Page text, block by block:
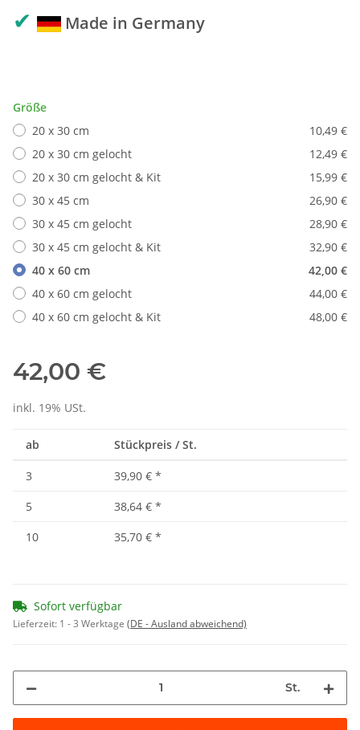
✔ Made in Germany
Größe
20 x 30 cm
10,49 €
20 x 30 cm gelocht
12,49 €
20 x 30 cm gelocht & Kit
15,99 €
30 x 45 cm
26,90 €
30 x 45 cm gelocht
28,90 €
30 x 45 cm gelocht & Kit
32,90 €
40 x 60 cm
42,00 €
40 x 60 cm gelocht
44,00 €
40 x 60 cm gelocht & Kit
48,00 €
42,00 €
inkl. 19% USt.
ab Stückpreis / St.
3 39,90 € *
5
38,64 € *
10
35,70 € *
Sofort verfügbar
Lieferzeit: 1 - 3 Werktage (DE - Ausland abweichend)
St.